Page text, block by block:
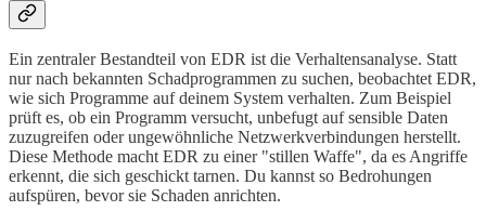
Ein zentraler Bestandteil von EDR ist die Verhaltensanalyse. Statt
nur nach bekannten Schadprogrammen zu suchen, beobachtet EDR,
wie sich Programme auf deinem System verhalten. Zum Beispiel
prüft es, ob ein Programm versucht, unbefugt auf sensible Daten
zuzugreifen oder ungewöhnliche Netzwerkverbindungen herstellt.
Diese Methode macht EDR zu einer "stillen Waffe", da es Angriffe
erkennt, die sich geschickt tarnen. Du kannst so Bedrohungen
aufspüren, bevor sie Schaden anrichten.